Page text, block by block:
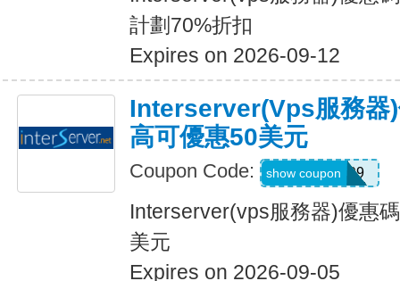
計劃70%折扣
Expires on 2026-09-12
Interserver(vps服務器
高可優惠50美元
Coupon Code: DEAL999
show coupon
Interserver(vps服務器)優惠
美元
Expires on 2026-09-05